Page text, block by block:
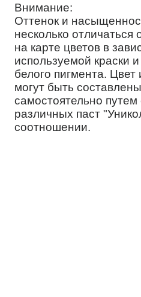
Внимание:
Оттенок и
несколько отличаться
на карте цветов в
используемой краски
белого пигмента. Цвет
могут быть
самостоятельно
различных паст
соотношении.